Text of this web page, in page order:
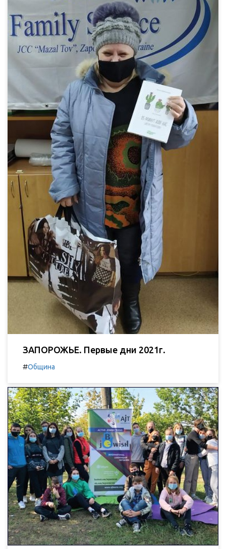
ЗАПОРОЖЬЕ. Первые дни 2021г.
#Община